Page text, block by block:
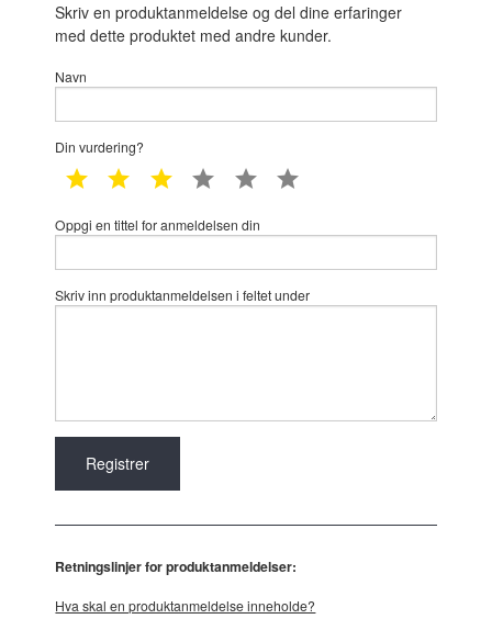
Skriv en produktanmeldelse og del dine erfaringer
med dette produktet med andre kunder.
Navn
Din vurdering?
1 star 2 star 3 star 4 star 5 star
Oppgi en tittel for anmeldelsen din
Skriv inn produktanmeldelsen i feltet under
Retningslinjer for produktanmeldelser:
Hva skal en produktanmeldelse inneholde?